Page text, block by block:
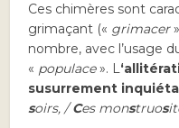
Ces chimères sont
grimaçant (« grimacer
nombre, avec l’usage
« populace». L
susurrement
soirs, /Ces monstruos